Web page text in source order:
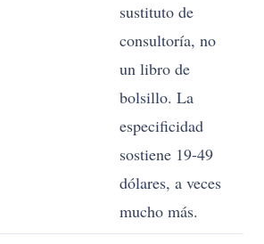
sustituto de
consultoría, no
un libro de
bolsillo. La
especificidad
sostiene 19-49
dólares, a veces
mucho más.